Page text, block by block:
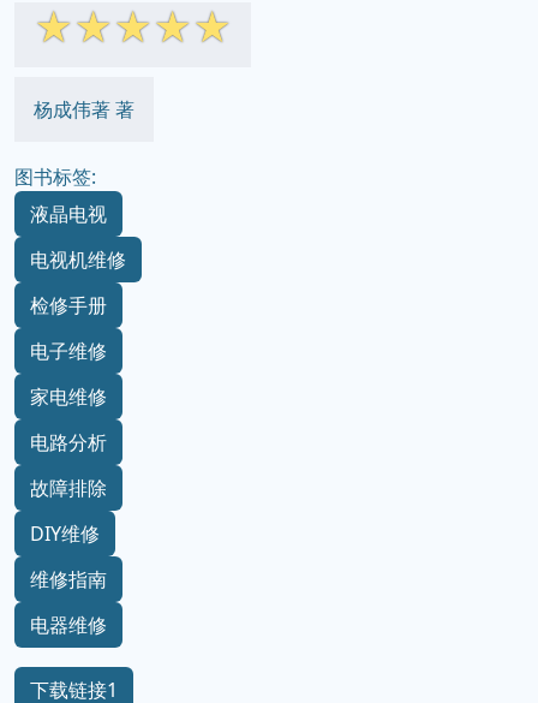
☆☆☆☆☆
杨成伟著 著
图书标签:
液晶电视
电视机维修
检修手册
电子维修
家电维修
电路分析
故障排除
DIY维修
维修指南
电器维修
下载链接1